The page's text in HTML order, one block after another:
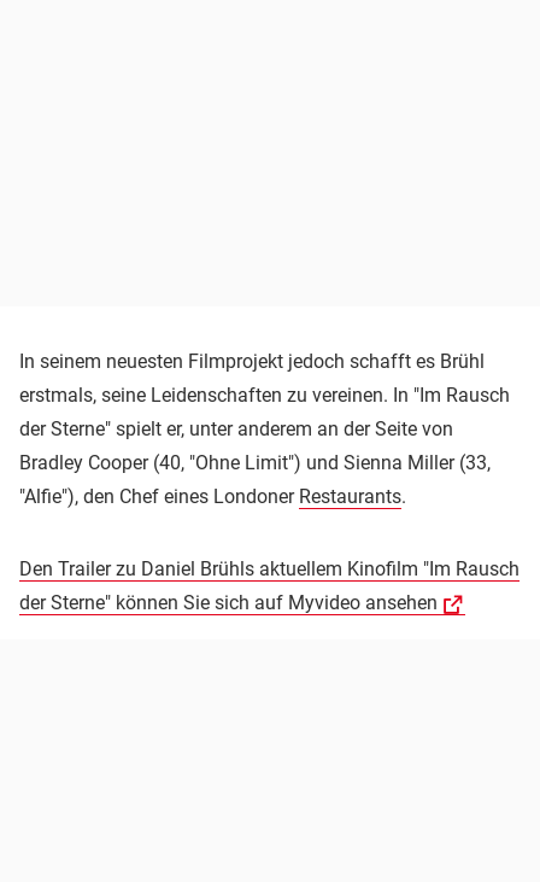
In seinem neuesten Filmprojekt jedoch schafft es Brühl
erstmals, seine Leidenschaften zu vereinen. In "Im Rausch
der Sterne" spielt er, unter anderem an der Seite von
Bradley Cooper (40, "Ohne Limit") und Sienna Miller (33,
"Alfie"), den Chef eines Londoner Restaurants.
Den Trailer zu Daniel Brühls aktuellem Kinofilm "Im Rausch
der Sterne" können Sie sich auf Myvideo ansehen